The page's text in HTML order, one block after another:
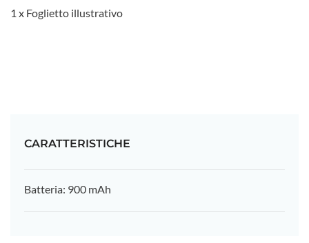
1 x Foglietto illustrativo
CARATTERISTICHE
Batteria: 900 mAh